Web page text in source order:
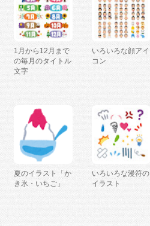
1月から12月まで
の毎月のタイトル
文字
いろいろな顔アイ
コン
夏のイラスト「か
き氷・いちご」
いろいろな漫符の
イラスト